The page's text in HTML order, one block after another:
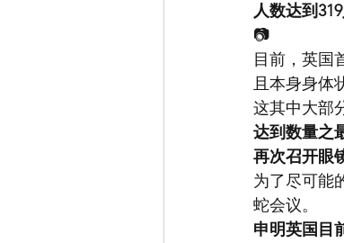
合作栏目 留学
人数达到319
📷
目前，英国
且本身身体
这其中大部
达到数量之
再次召开眼
为了尽可能
蛇会议。
申明英国目